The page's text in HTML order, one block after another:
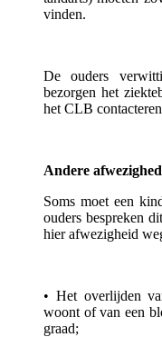
vinden.
De ouders
bezorgen het
het CLB
Andere
Soms moet een
ouders bespreken
hier afwezigheid
• Het overlijden
woont of van een
graad;